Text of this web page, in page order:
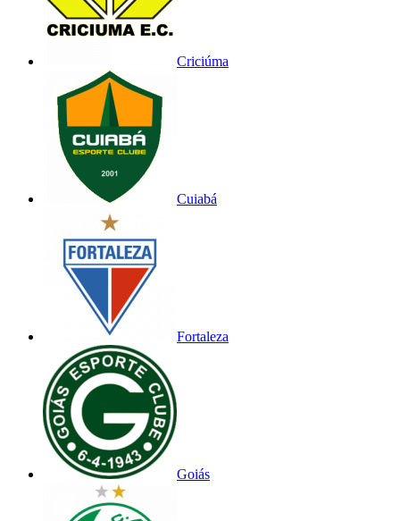
Criciúma
Cuiabá
Fortaleza
Goiás